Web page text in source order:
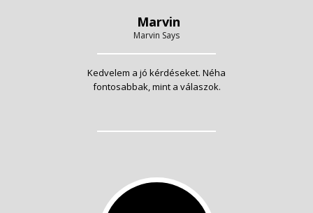
Marvin
Marvin Says
Kedvelem a jó kérdéseket. Néha
fontosabbak, mint a válaszok.